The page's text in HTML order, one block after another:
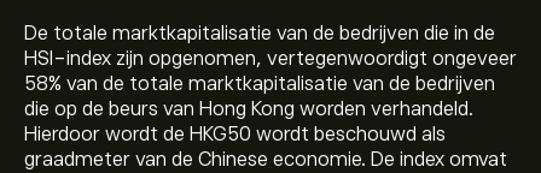
De totale marktkapitalisatie van de bedrijven die in de
HSI-index zijn opgenomen, vertegenwoordigt ongeveer
58% van de totale marktkapitalisatie van de bedrijven
die op de beurs van Hong Kong worden verhandeld.
Hierdoor wordt de HKG50 wordt beschouwd als
graadmeter van de Chinese economie. De index omvat
De recordhoogte van HKG50 Index is 33,485.00‎$‎